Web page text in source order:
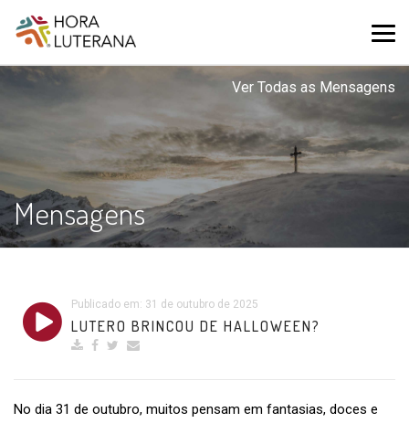
Mensagens
Ver Todas as Mensagens
Publicado em: 31 de outubro de 2025
LUTERO BRINCOU DE HALLOWEEN?
No dia 31 de outubro, muitos pensam em fantasias, doces e